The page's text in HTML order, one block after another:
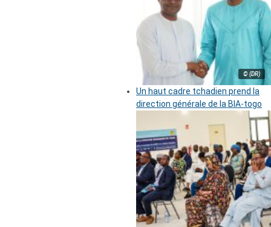
© (DR)
Un haut cadre tchadien prend la
direction générale de la BIA-togo